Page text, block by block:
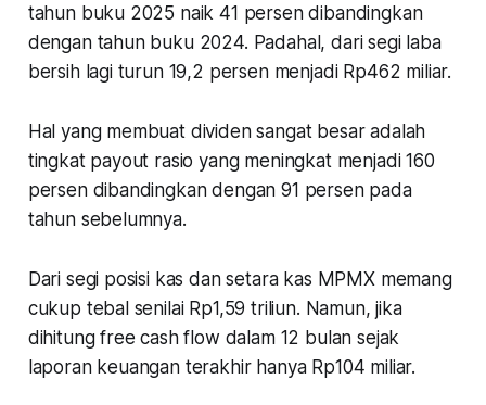
tahun buku 2025 naik 41 persen dibandingkan
dengan tahun buku 2024. Padahal, dari segi laba
bersih lagi turun 19,2 persen menjadi Rp462 miliar.
Hal yang membuat dividen sangat besar adalah
tingkat payout rasio yang meningkat menjadi 160
persen dibandingkan dengan 91 persen pada
tahun sebelumnya.
Dari segi posisi kas dan setara kas MPMX memang
cukup tebal senilai Rp1,59 triliun. Namun, jika
dihitung free cash flow dalam 12 bulan sejak
laporan keuangan terakhir hanya Rp104 miliar.